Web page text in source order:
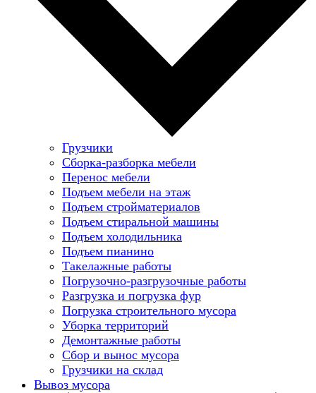
Грузчики
Сборка-разборка мебели
Перенос мебели
Подъем мебели на этаж
Подъем стройматериалов
Подъем стиральной машины
Подъем холодильника
Подъем пианино
Такелажные работы
Погрузочно-разгрузочные работы
Разгрузка и погрузка фур
Погрузка строительного мусора
Уборка территорий
Демонтажные работы
Сбор и вынос мусора
Грузчики на склад
Вывоз мусора